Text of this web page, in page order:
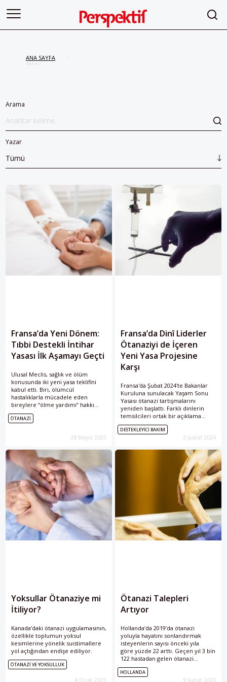
ANA SAYFA
ötanazi
Arama
Yazar
Tümü
Fransa’da Yeni Dönem:
Tıbbi Destekli İntihar
Yasası İlk Aşamayı Geçti
Ulusal Meclis, sağlık ve ölüm
konusunda iki yeni yasa teklifini
kabul etti. Biri, ölümcül
hastalıklarla mücadele eden
bireylere “ölme yardımı” hakkı
tanırken; diğeri, palyatif bakımın
güçlendirilmesini öngörüyor.
döneminin en tartışmalı toplumsal
düzenleme, Senato tarafından
değerlendirilecek.
ÖTANAZI
28 Mayıs 2025
Fransa’da Dinî Liderler
Ötanaziyi de İçeren
Yeni Yasa Projesine
Karşı
Fransa'da Şubat 2024'te Bakanlar
Kuruluna sunulacak Yaşam Sonu
Yasası ötanazi tartışmalarını
yeniden başlattı. Farklı dinlerin
temsilcileri ortak bir açıklama
yaparak bu metne karşı olduklarını
açıkladı.
DESTEKLEYICI BAKIM
2 Şubat 2024
Yoksullar Ötanaziye mi
İtiliyor?
Kanada’daki ötanazi uygulamasının,
özellikle toplumun yoksul
kesimlerine yönelik suistimallere
yol açtığından endişe ediliyor.
ÖTANAZI VE YOKSULLUK
4 Ocak 2023
Ötanazi Talepleri
Artıyor
Hollanda’da 2019’da ötanazi
yoluyla hayatını sonlandırmak
isteyenlerin sayısı önceki yıla
göre yüzde 22 arttı. Geçen yıl 3 bin
122 hastadan gelen ötanazi
isteğinin yaklaşık 900’ü kabul edildi.
Hollanda’nın idari başkenti
HOLLANDA
9 Şubat 2020